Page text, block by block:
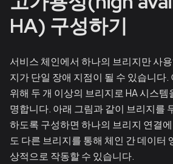
HA) 구성하기
서비스 체인에서 하나의 브리지만 사
지가 단일 장애 지점이 될 수 있습니다.
위해 두 개 이상의 브리지로 HA 시스
명합니다. 아래 그림과 같이 브리지를
하도록 구성하면 하나의 브리지 연결
도 다른 브리지를 통해 체인 간 데이터
상적으로 작동할 수 있습니다.